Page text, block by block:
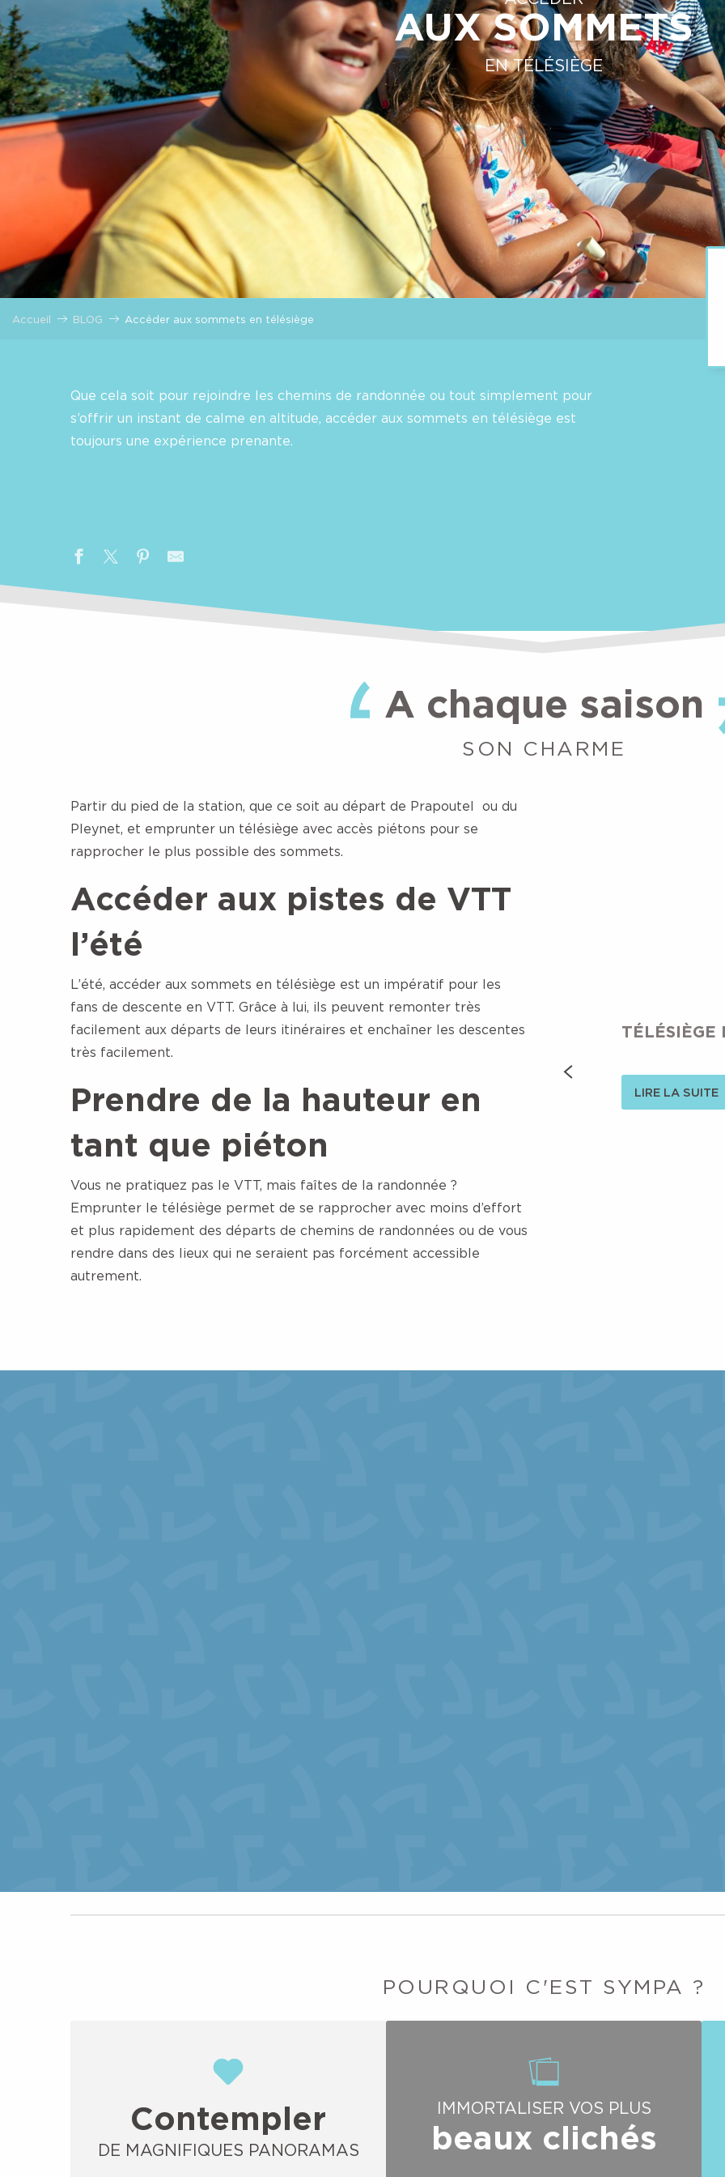
AUX SOMMETS
EN TÉLÉSIÈGE
Accueil BLOG Accéder aux sommets en télésiège
Que cela soit pour rejoindre les chemins de randonnée ou tout simplement pour
s’offrir un instant de calme en altitude, accéder aux sommets en télésiège est
toujours une expérience prenante.
A chaque saison
SON CHARME
Partir du pied de la station, que ce soit au départ de Prapoutel ou du
Pleynet, et emprunter un télésiège avec accès piétons pour se
rapprocher le plus possible des sommets.
Accéder aux pistes de VTT
l’été
L’été, accéder aux sommets en télésiège est un impératif pour les
fans de descente en VTT. Grâce à lui, ils peuvent remonter très
facilement aux départs de leurs itinéraires et enchaîner les descentes
très facilement.
Prendre de la hauteur en
tant que piéton
Vous ne pratiquez pas le VTT, mais faîtes de la randonnée ?
Emprunter le télésiège permet de se rapprocher avec moins d’effort
et plus rapidement des départs de chemins de randonnées ou de vous
rendre dans des lieux qui ne seraient pas forcément accessible
autrement.
TÉLÉSIÈGE
LIRE LA SUITE
POURQUOI C'EST SYMPA ?
Contempler
DE MAGNIFIQUES PANORAMAS
IMMORTALISER VOS PLUS
beaux clichés